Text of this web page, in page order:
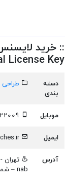
License Key
دسته
بندی
طراحی
موبایل
ایمیل
آدرس
nab – شماره 11 کد پستی 115114 لندن – خیابان ونلاک – شماره 20-22 کد پستی N1 7GU